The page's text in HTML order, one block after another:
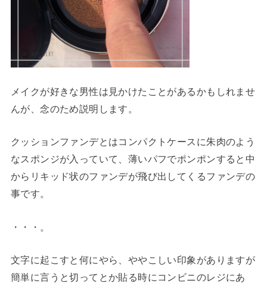
メイクが好きな男性は見かけたことがあるかもしれませ
んが、念のため説明します。
クッションファンデとはコンパクトケースに朱肉のよう
なスポンジが入っていて、薄いパフでポンポンすると中
からリキッド状のファンデが飛び出してくるファンデの
事です。
・・・。
文字に起こすと何にやら、ややこしい印象がありますが
簡単に言うと切ってとか貼る時にコンビニのレジにあ